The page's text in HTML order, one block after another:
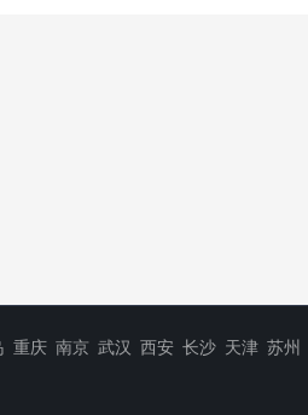
重庆 南京 武汉 西安 长沙 天津 苏州